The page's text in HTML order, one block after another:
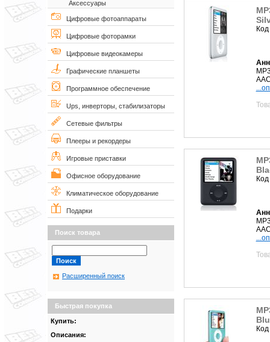
Аксессуары
Цифровые фотоаппараты
Цифровые фоторамки
Цифровые видеокамеры
Графические планшеты
Программное обеспечение
Ups, инверторы, стабилизаторы
Сетевые фильтры
Плееры и рекордеры
Игровые приставки
Офисное оборудование
Климатическое оборудование
Подарки
Поиск товара
Расширенный поиск
Быстрая покупка
Купить:
Описания: